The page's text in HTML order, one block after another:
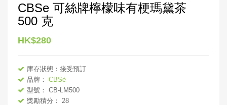
CBSe 可絲牌檸檬味有梗瑪黛茶
500 克
HK$280
庫存狀態：接受預訂
品牌： CBSé
型號： CB-LM500
獎勵積分： 28